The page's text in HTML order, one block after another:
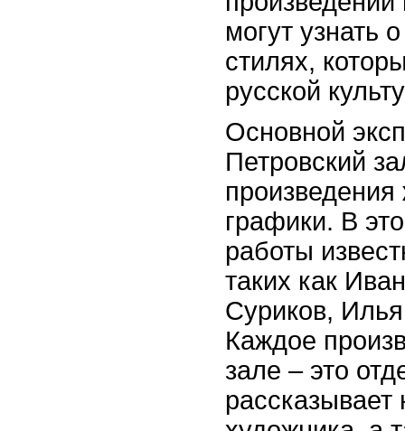
могут узнать
стилях,
русской
Основной
Петровский
графики. В
работы
таких как
Суриков,
Каждое
зале – это
рассказывает